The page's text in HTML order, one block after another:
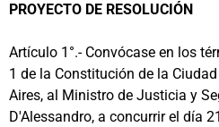
PROYECTO DE RESOLUCIÓN
Artículo 1°.- Convócase en los
1 de la Constitución de la
Aires, al Ministro de Justicia y
D'Alessandro, a concurrir el día